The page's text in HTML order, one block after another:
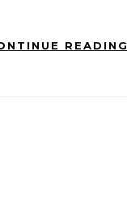
READING